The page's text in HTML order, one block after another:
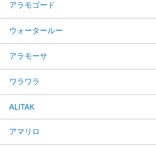
アラモゴード
ウォータールー
アラモーサ
ワラワラ
ALITAK
アマリロ